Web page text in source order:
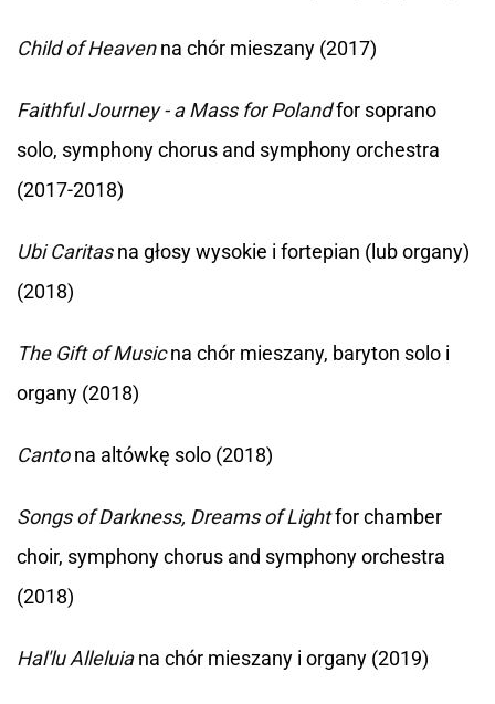
Child of Heavenna chór mieszany (2017)
Faithful Journey - a Mass for Polandfor soprano
solo, symphony chorus and symphony orchestra
(2017-2018)
Ubi Caritasna głosy wysokie i fortepian (lub organy)
(2018)
The Gift of Musicna chór mieszany, baryton solo i
organy (2018)
Cantona altówkę solo (2018)
Songs of Darkness, Dreams of Lightfor chamber
choir, symphony chorus and symphony orchestra
(2018)
Hal'lu Alleluiana chór mieszany i organy (2019)